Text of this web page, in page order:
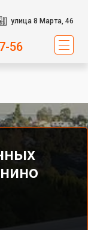
улица 8 Марта, 46
56